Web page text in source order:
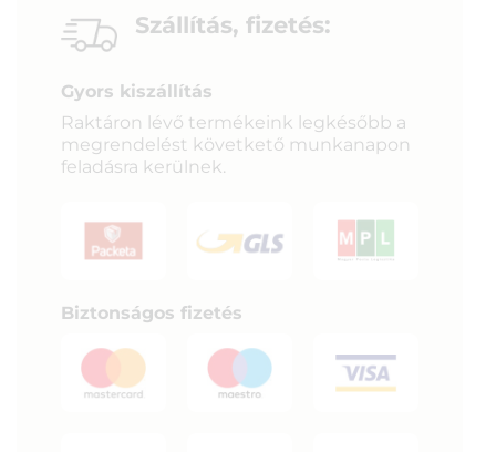
Szállítás, fizetés:
Gyors kiszállítás
Raktáron lévő termékeink legkésőbb a
megrendelést követkető munkanapon
feladásra kerülnek.
Biztonságos fizetés